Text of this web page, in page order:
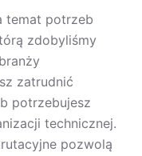
temat potrzeb
zdobyliśmy
zatrudnić
potrzebujesz
technicznej.
pozwolą